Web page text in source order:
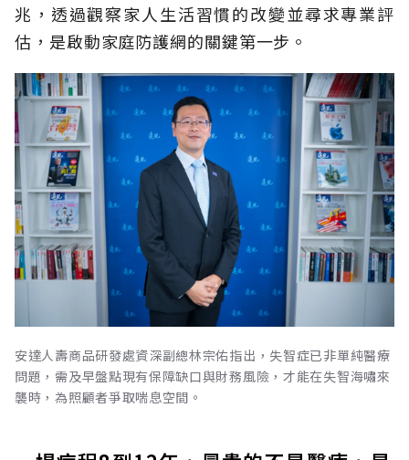
兆，透過觀察家人生活習慣的改變並尋求專業評
估，是啟動家庭防護網的關鍵第一步。
安達人壽商品研發處資深副總林宗佑指出，失智症已非單純醫療
問題，需及早盤點現有保障缺口與財務風險，才能在失智海嘯來
襲時，為照顧者爭取喘息空間。